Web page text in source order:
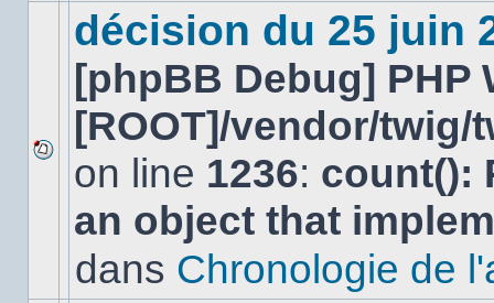
sujet.
Aucun
nouveau
message
non-
dans
décision du 25 juin
[phpBB Debug] PHP
[ROOT]/vendor/
on line 1236: count():
an object that
dans Chronologie de